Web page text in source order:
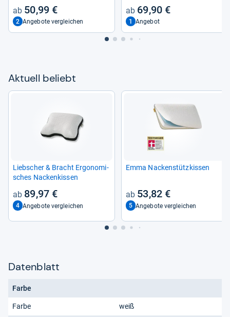
50,99 €
2 Angebote vergleichen
69,90 €
1 Angebot
Aktu­ell beliebt
Lieb­scher & Bracht Ergo­no­mi­
sches Nacken­kis­sen
89,97 €
4 Angebote vergleichen
Emma Nacken­stütz­kis­sen
53,82 €
5 Angebote vergleichen
Datenblatt
Farbe
Farbe weiß